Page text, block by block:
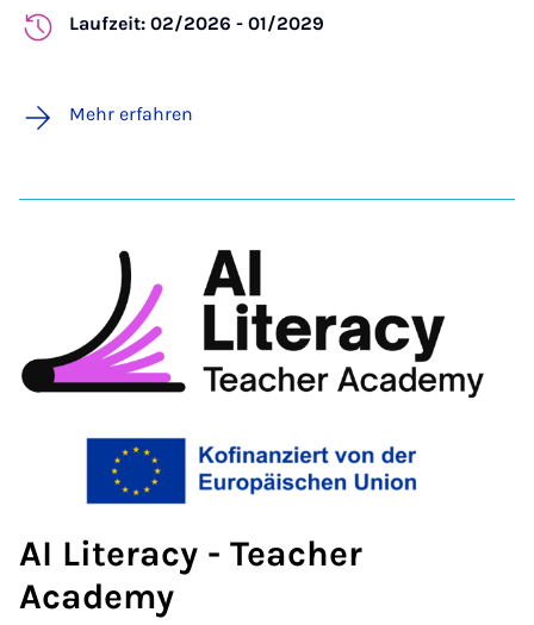
Laufzeit: 02/2026 - 01/2029
Mehr erfahren
AI Literacy - Teacher
Academy